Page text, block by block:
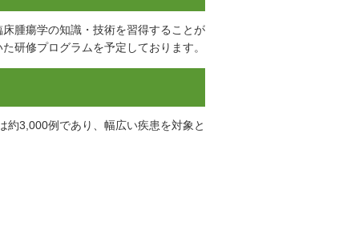
腫瘍学の知識・技術を習得することが
研修プログラムを予定しております。
3,000例であり、幅広い疾患を対象と